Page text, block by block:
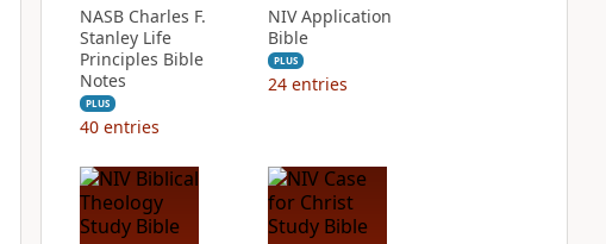
NASB Charles F.
Stanley Life
Principles Bible
Notes
PLUS
40 entries
NIV Application
Bible
PLUS
24 entries